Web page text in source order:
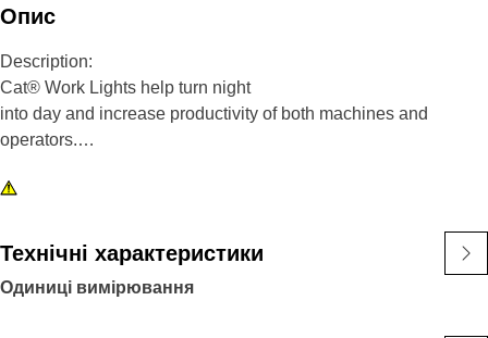
Опис
Description:
Cat® Work Lights help turn night
into day and increase productivity of both machines and
operators.
Attributes:
vibration levels of both large and small machines
2)Cat Lights are adaptable to other machines in your fleet, and
can be retrofitted to older machines
Технічні характеристики
Одиниці вимірювання